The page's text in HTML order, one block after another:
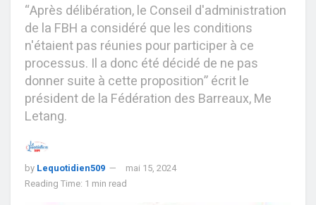
“Après délibération, le Conseil d'administration
de la FBH a considéré que les conditions
n'étaient pas réunies pour participer à ce
processus. Il a donc été décidé de ne pas
donner suite à cette proposition” écrit le
président de la Fédération des Barreaux, Me
Letang.
by Lequotidien509
mai 15, 2024
Reading Time: 1 min read